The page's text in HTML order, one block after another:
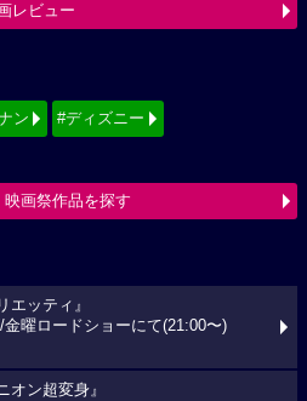
レビュー
ン #ディズニー
映画祭作品を探す
エッティ』
曜ロードショーにて(21:00〜)
オン超変身』